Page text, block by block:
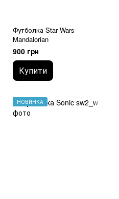
Футболка Star Wars
Mandalorian
900 грн
Купити
НОВИНКА